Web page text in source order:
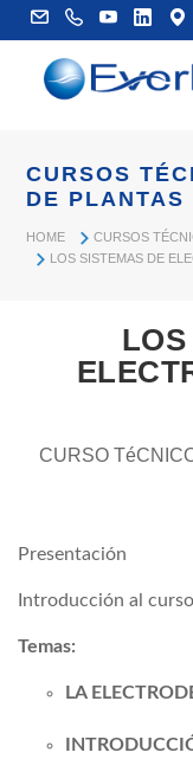
CURSOS
DE PLANTAS
HOME
CURSOS
LOS SISTEMAS DE
CURSO
Presentación
Introducción al
Temas:
LA